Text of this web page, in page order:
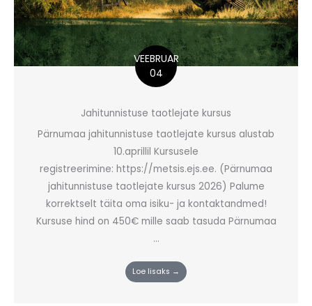
VEEBRUAR
04
Jahitunnistuse taotlejate kursus
Pärnumaa jahitunnistuse taotlejate kursus alustab
10.aprillil Kursusele
registreerimine: https://metsis.ejs.ee. (Pärnumaa
jahitunnistuse taotlejate kursus 2026) Palume
korrektselt täita oma isiku- ja kontaktandmed!
Kursuse hind on 450€ mille saab tasuda Pärnumaa
...
Loe lisaks →